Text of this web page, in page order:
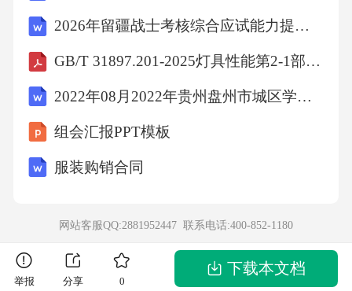
展。④其精品被不断选入教材，成为国民基础
浪漫精神、杜甫诗歌的写实与沉郁、王孟山水
诗的意境等具体分析其后世影响。）2.语言与社
会文化的关系：语言是社会文化的载体和镜
像：语言词汇系统记录了文化的成果（如汉语
革催生新词语、新表
2026年留疆战士考核综合应试能力提升练习题含答案
GB/T 31897.201-2025灯具性能第2-1部分：特殊要求LED灯具
2022年08月2022年贵州盘州市城区学校考调教师33人高频考点卷叁（3套）答案详解篇
组会汇报PPT模板
服装购销合同
网站客服QQ:2881952447 联系电话:400-852-1180
举报 分享 0
下载本文档